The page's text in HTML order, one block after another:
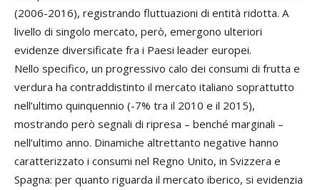
(2006-2016), registrando fluttuazioni di entità ridotta. A
livello di singolo mercato, però, emergono ulteriori
evidenze diversificate fra i Paesi leader europei.
Nello specifico, un progressivo calo dei consumi di frutta e
verdura ha contraddistinto il mercato italiano soprattutto
nell’ultimo quinquennio (-7% tra il 2010 e il 2015),
mostrando però segnali di ripresa – benché marginali –
nell’ultimo anno. Dinamiche altrettanto negative hanno
caratterizzato i consumi nel Regno Unito, in Svizzera e
Spagna: per quanto riguarda il mercato iberico, si evidenzia